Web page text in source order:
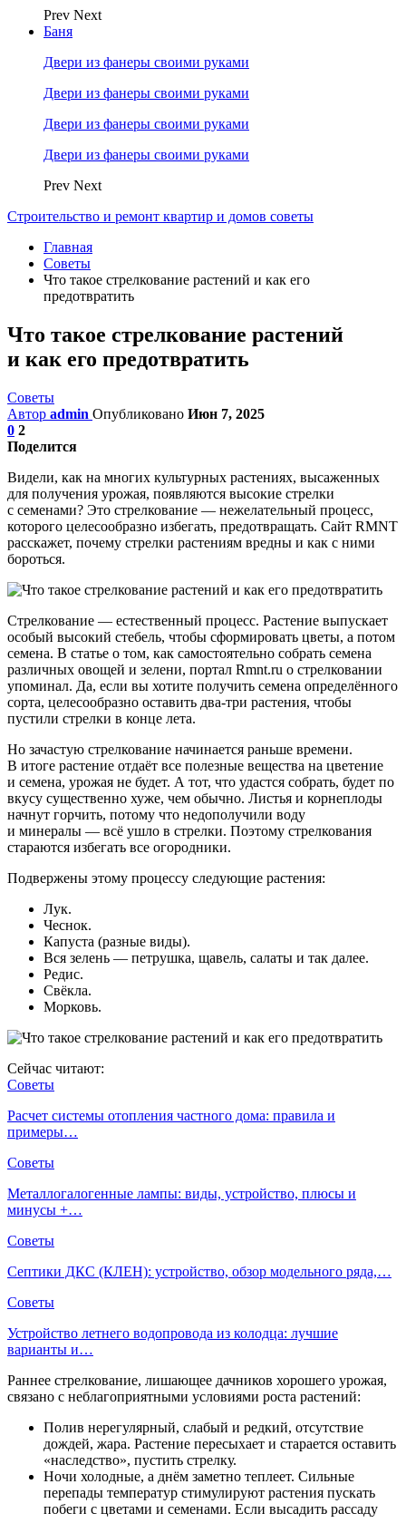
Prev Next
Баня
Двери из фанеры своими руками
Двери из фанеры своими руками
Двери из фанеры своими руками
Двери из фанеры своими руками
Prev Next
Строительство и ремонт квартир и домов советы
Главная
Советы
Что такое стрелкование растений и как его
предотвратить
Что такое стрелкование растений
и как его предотвратить
Советы
Автор admin Опубликовано Июн 7, 2025
0 2
Поделится
Видели, как на многих культурных растениях, высаженных
для получения урожая, появляются высокие стрелки
с семенами? Это стрелкование — нежелательный процесс,
которого целесообразно избегать, предотвращать. Сайт RMNT
расскажет, почему стрелки растениям вредны и как с ними
бороться.
Стрелкование — естественный процесс. Растение выпускает
особый высокий стебель, чтобы сформировать цветы, а потом
семена. В статье о том, как самостоятельно собрать семена
различных овощей и зелени, портал Rmnt.ru о стрелковании
упоминал. Да, если вы хотите получить семена определённого
сорта, целесообразно оставить два-три растения, чтобы
пустили стрелки в конце лета.
Но зачастую стрелкование начинается раньше времени.
В итоге растение отдаёт все полезные вещества на цветение
и семена, урожая не будет. А тот, что удастся собрать, будет по
вкусу существенно хуже, чем обычно. Листья и корнеплоды
начнут горчить, потому что недополучили воду
и минералы — всё ушло в стрелки. Поэтому стрелкования
стараются избегать все огородники.
Подвержены этому процессу следующие растения:
Лук.
Чеснок.
Капуста (разные виды).
Вся зелень — петрушка, щавель, салаты и так далее.
Редис.
Свёкла.
Морковь.
Сейчас читают:
Советы
Расчет системы отопления частного дома: правила и
примеры…
Советы
Металлогалогенные лампы: виды, устройство, плюсы и
минусы +…
Советы
Септики ДКС (КЛЕН): устройство, обзор модельного ряда,…
Советы
Устройство летнего водопровода из колодца: лучшие
варианты и…
Раннее стрелкование, лишающее дачников хорошего урожая,
связано с неблагоприятными условиями роста растений:
Полив нерегулярный, слабый и редкий, отсутствие
дождей, жара. Растение пересыхает и старается оставить
«наследство», пустить стрелку.
Ночи холодные, а днём заметно теплеет. Сильные
перепады температур стимулируют растения пускать
побеги с цветами и семенами. Если высадить рассаду